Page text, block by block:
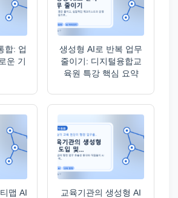
합: 업
운 기
생성형 AI로 반복 업무
줄이기: 디지털융합교
육원 특강 핵심 요약
맵 AI
교육기관의 생성형 AI